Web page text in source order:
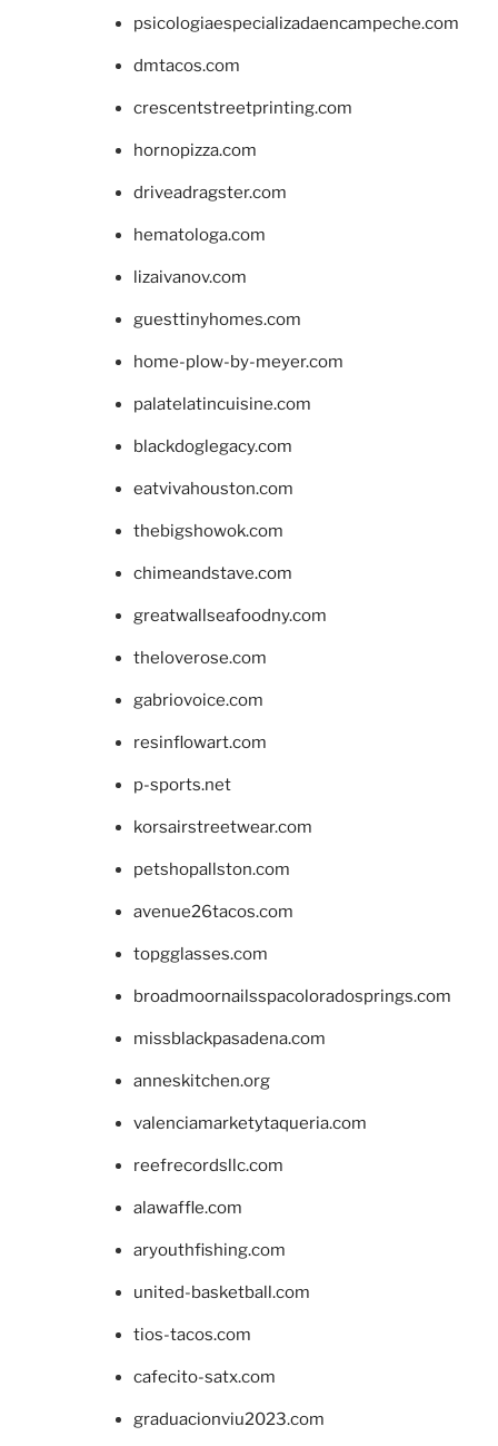
psicologiaespecializadaencampeche.com
dmtacos.com
crescentstreetprinting.com
hornopizza.com
driveadragster.com
hematologa.com
lizaivanov.com
guesttinyhomes.com
home-plow-by-meyer.com
palatelatincuisine.com
blackdoglegacy.com
eatvivahouston.com
thebigshowok.com
chimeandstave.com
greatwallseafoodny.com
theloverose.com
gabriovoice.com
resinflowart.com
p-sports.net
korsairstreetwear.com
petshopallston.com
avenue26tacos.com
topgglasses.com
broadmoornailsspacoloradosprings.com
missblackpasadena.com
anneskitchen.org
valenciamarketytaqueria.com
reefrecordsllc.com
alawaffle.com
aryouthfishing.com
united-basketball.com
tios-tacos.com
cafecito-satx.com
graduacionviu2023.com